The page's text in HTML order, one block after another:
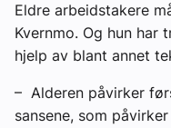
Eldre arbeidstakere
Kvernmo. Og hun har
hjelp av blant annet
– Alderen påvirker
sansene, som